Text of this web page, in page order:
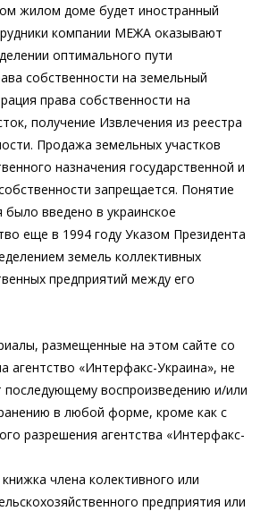
жилом доме будет иностранный
компании МЕЖА оказывают
оптимального пути
собственности на земельный
права собственности на
получение Извлечения из реестра
Продажа земельных участков
назначения государственной и
запрещается. Понятие
было введено в украинское
еще в 1994 году Указом Президента
земель коллективных
предприятий между его
размещенные на этом сайте со
агентство «Интерфакс-Украина», не
последующему воспроизведению и/или
в любой форме, кроме как с
разрешения агентства «Интерфакс-
члена колективного или
предприятия или